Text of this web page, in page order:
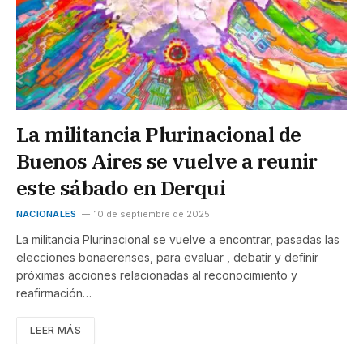
La militancia Plurinacional de
Buenos Aires se vuelve a reunir
este sábado en Derqui
NACIONALES 10 de septiembre de 2025
La militancia Plurinacional se vuelve a encontrar, pasadas las
elecciones bonaerenses, para evaluar , debatir y definir
próximas acciones relacionadas al reconocimiento y
reafirmación…
LEER MÁS